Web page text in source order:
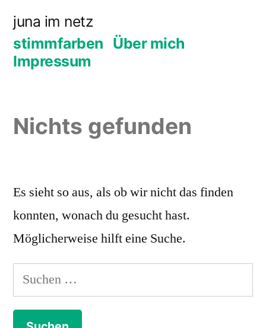
Inhalt
springen
juna im netz
stimmfarben Über mich
Impressum
Nichts gefunden
Es sieht so aus, als ob wir nicht das finden
konnten, wonach du gesucht hast.
Möglicherweise hilft eine Suche.
Suchen
nach: